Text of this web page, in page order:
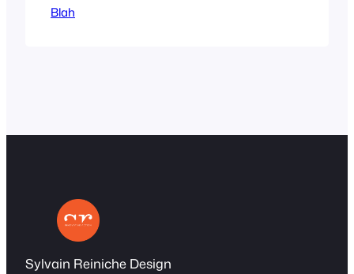
Blah
Sylvain Reiniche Design